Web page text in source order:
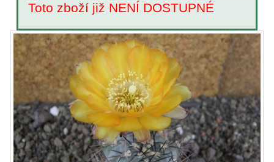
Toto zboží již NENÍ DOSTUPNÉ